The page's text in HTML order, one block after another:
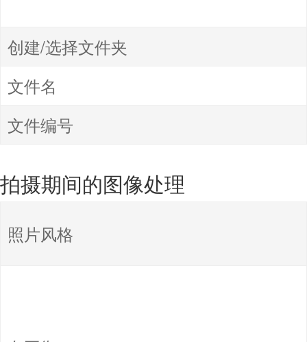
创建/选择文件夹
文件名
文件编号
拍摄期间的图像处理
照片风格